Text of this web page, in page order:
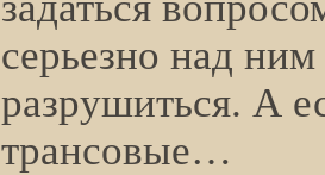
серьезно над
разрушиться. А
трансовые…